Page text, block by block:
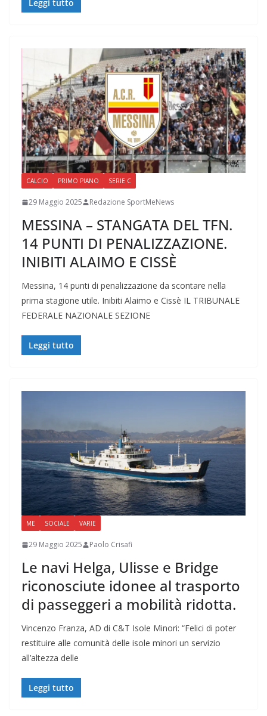
Leggi tutto
CALCIO PRIMO PIANO SERIE C
29 Maggio 2025 Redazione SportMeNews
MESSINA – STANGATA DEL TFN.
14 PUNTI DI PENALIZZAZIONE.
INIBITI ALAIMO E CISSÈ
Messina, 14 punti di penalizzazione da scontare nella
prima stagione utile. Inibiti Alaimo e Cissè IL TRIBUNALE
FEDERALE NAZIONALE SEZIONE
Leggi tutto
ME SOCIALE VARIE
29 Maggio 2025 Paolo Crisafi
Le navi Helga, Ulisse e Bridge
riconosciute idonee al trasporto
di passeggeri a mobilità ridotta.
Vincenzo Franza, AD di C&T Isole Minori: “Felici di poter
restituire alle comunità delle isole minori un servizio
all’altezza delle
Leggi tutto